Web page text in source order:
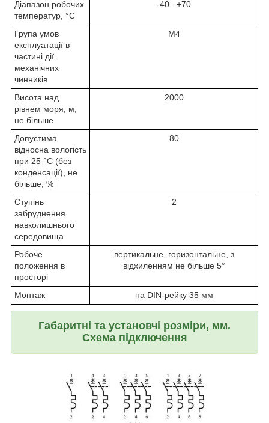
Діапазон робочих
температур, °С
-40...+70
Група умов
експлуатації в
частині дії
механічних
чинників
М4
Висота над
рівнем моря, м,
не більше
2000
Допустима
відносна вологість
при 25 °С (без
конденсації), не
більше, %
80
Ступінь
забруднення
навколишнього
середовища
2
Робоче
положення в
просторі
вертикальне, горизонтальне, з
відхиленням не більше 5°
Монтаж на DIN-рейку 35 мм
Габаритні та установчі розміри, мм.
Схема підключення